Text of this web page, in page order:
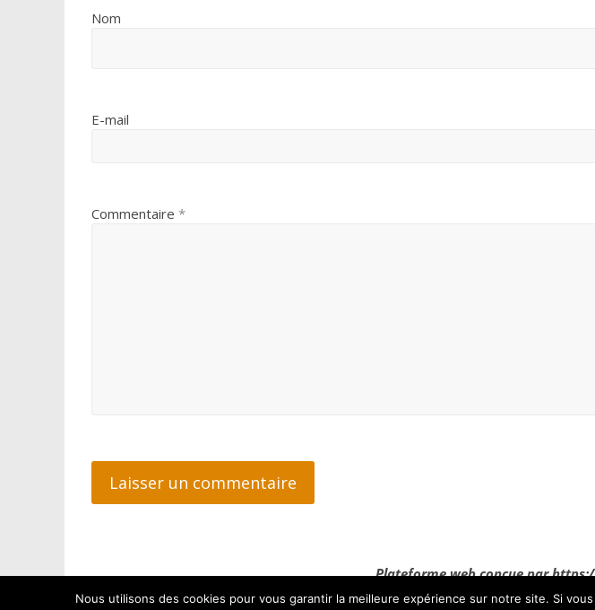
Nom
E-mail
Commentaire *
Plateforme web conçue par
Nous utilisons des cookies pour vous garantir la meilleure expérience sur notre site. Si